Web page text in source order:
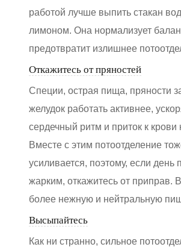
работой лучше выпить стакан
лимоном. Она нормализует
предотвратит излишнее
Откажитесь от пряностей
Специи, острая пища, пряности
желудок работать активнее,
сердечный ритм и приток к крови
Вместе с этим потоотделение
усиливается, поэтому, если день
жарким, откажитесь от приправ.
более нежную и нейтральную
Высыпайтесь
Как ни странно, сильное